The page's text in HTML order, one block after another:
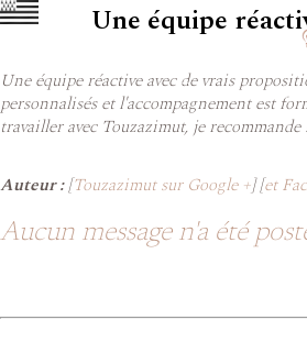
Une équipe
Une équipe réactive avec de vrais
personnalisés et l'accompagnement est
travailler avec Touzazimut, je recommande
Auteur :[Touzazimut sur Google +] [et
Aucun message n'a été